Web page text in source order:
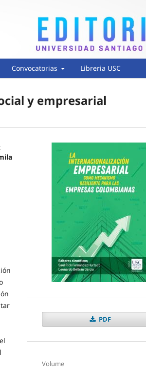
Convocatorias Libreria USC
y empresarial
PDF
Volume